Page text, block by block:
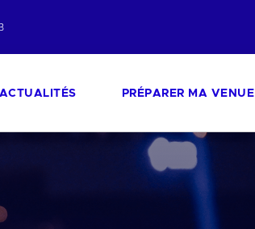
ACTUALITÉS PRÉPARER MA VENUE